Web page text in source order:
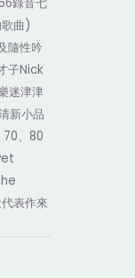
錄音七
曲)
隨性吟
子Nick
迷津津
新小品
70、 80
表作來